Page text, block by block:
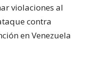
violaciones al
contra
en Venezuela